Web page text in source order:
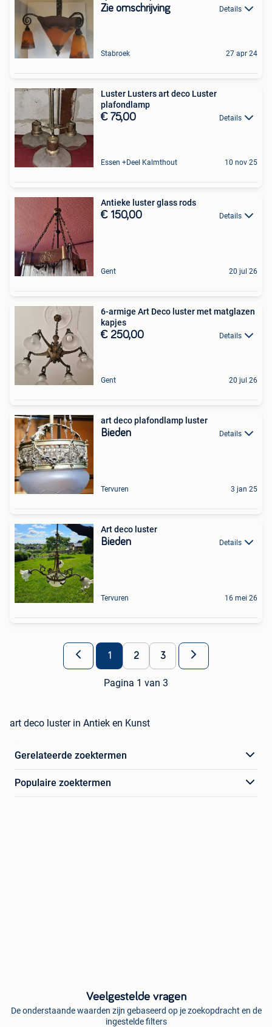
Zie omschrijving Details
Stabroek 27 apr 24
Luster Lusters art deco Luster
plafondlamp
€ 75,00 Details
Essen +Deel Kalmthout 10 nov 25
Antieke luster glass rods
€ 150,00 Details
Gent 20 jul 26
6-armige Art Deco luster met matglazen
kapjes
€ 250,00 Details
Gent 20 jul 26
art deco plafondlamp luster
Bieden Details
Tervuren 3 jan 25
Art deco luster
Bieden Details
Tervuren 16 mei 26
1 2 3
Pagina 1 van 3
art deco luster in Antiek en Kunst
Gerelateerde zoektermen
Populaire zoektermen
Veelgestelde vragen
De onderstaande waarden zijn gebaseerd op je zoekopdracht en de
ingestelde filters